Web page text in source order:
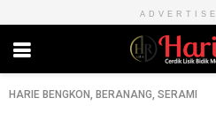
HARIE BENGKON, BERANANG, SERAMI